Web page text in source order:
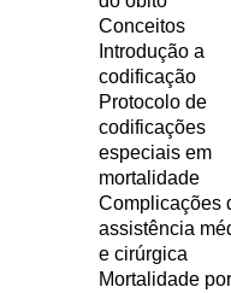
Conceitos
Introdução a
codificação
Protocolo de
codificações
especiais em
mortalidade
Complicações
assistência
e cirúrgica
Mortalidade por